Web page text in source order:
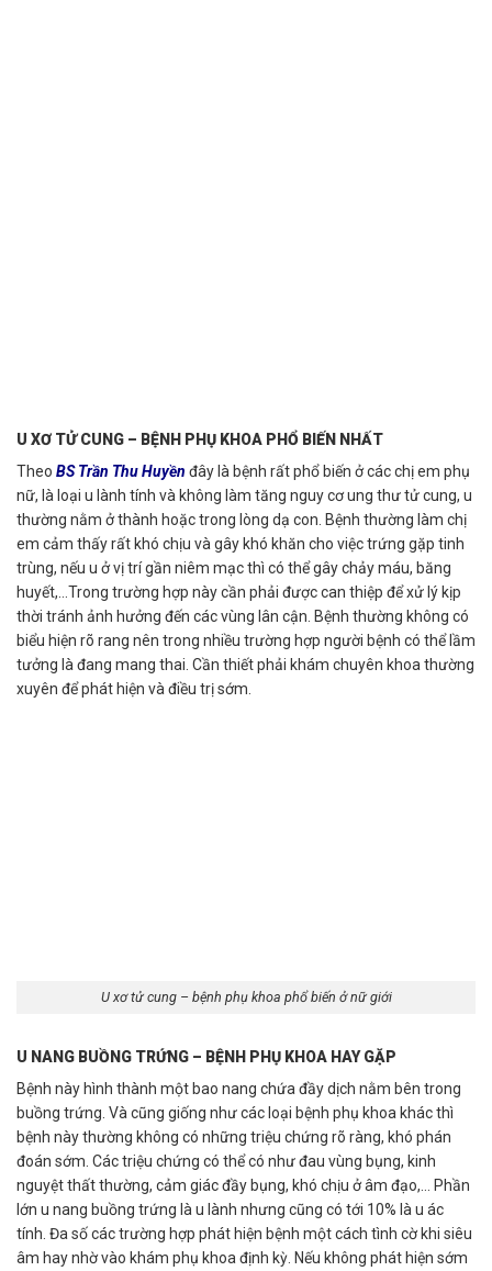
U XƠ TỬ CUNG – BỆNH PHỤ KHOA PHỔ BIẾN NHẤT
Theo BS Trần Thu Huyền đây là bệnh rất phổ biến ở các chị em phụ
nữ, là loại u lành tính và không làm tăng nguy cơ ung thư tử cung, u
thường nằm ở thành hoặc trong lòng dạ con. Bệnh thường làm chị
em cảm thấy rất khó chịu và gây khó khăn cho việc trứng gặp tinh
trùng, nếu u ở vị trí gần niêm mạc thì có thể gây chảy máu, băng
huyết,…Trong trường hợp này cần phải được can thiệp để xử lý kịp
thời tránh ảnh hưởng đến các vùng lân cận. Bệnh thường không có
biểu hiện rõ rang nên trong nhiều trường hợp người bệnh có thể lầm
tưởng là đang mang thai. Cần thiết phải khám chuyên khoa thường
xuyên để phát hiện và điều trị sớm.
U xơ tử cung – bệnh phụ khoa phổ biến ở nữ giới
U NANG BUỒNG TRỨNG – BỆNH PHỤ KHOA HAY GẶP
Bệnh này hình thành một bao nang chứa đầy dịch nằm bên trong
buồng trứng. Và cũng giống như các loại bệnh phụ khoa khác thì
bệnh này thường không có những triệu chứng rõ ràng, khó phán
đoán sớm. Các triệu chứng có thể có như đau vùng bụng, kinh
nguyệt thất thường, cảm giác đầy bụng, khó chịu ở âm đạo,… Phần
lớn u nang buồng trứng là u lành nhưng cũng có tới 10% là u ác
tính. Đa số các trường hợp phát hiện bệnh một cách tình cờ khi siêu
âm hay nhờ vào khám phụ khoa định kỳ. Nếu không phát hiện sớm